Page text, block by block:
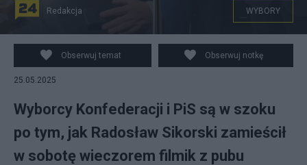
Redakcja WYBORY
Obserwuj temat Obserwuj notkę
25.05.2025
Wyborcy Konfederacji i PiS są w szoku
po tym, jak Radosław Sikorski zamieścił
w sobotę wieczorem filmik z pubu